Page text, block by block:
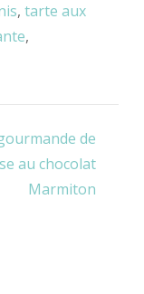
, tarte aux
,
de
au chocolat
Marmiton